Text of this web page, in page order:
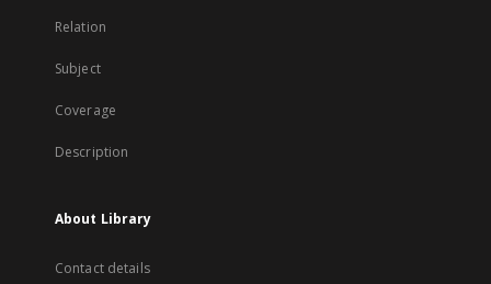
Relation
Subject
Coverage
Description
About Library
Contact details